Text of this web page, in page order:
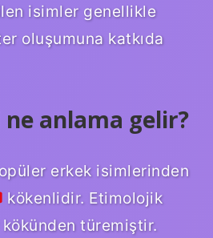
isimler genellikle
oluşumuna katkıda
anlama gelir?
erkek isimlerinden
kökenlidir. Etimolojik
türemiştir.